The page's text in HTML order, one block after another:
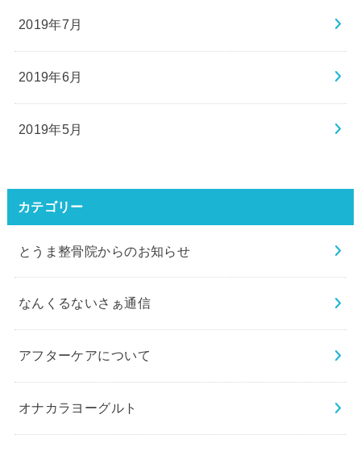
2019年7月
2019年6月
2019年5月
カテゴリー
とうま整骨院からのお知らせ
なんくるないさぁ通信
アフターケアについて
オナカラヨーグルト